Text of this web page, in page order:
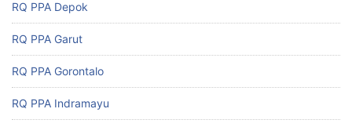
RQ PPA Depok
RQ PPA Garut
RQ PPA Gorontalo
RQ PPA Indramayu